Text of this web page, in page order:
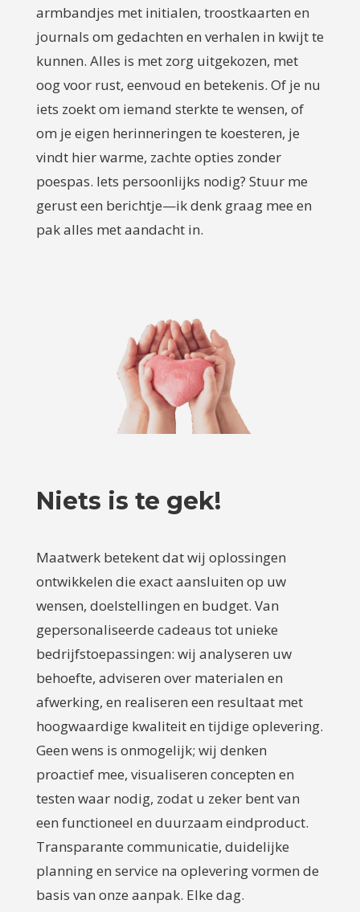
armbandjes met initialen, troostkaarten en
journals om gedachten en verhalen in kwijt te
kunnen. Alles is met zorg uitgekozen, met
oog voor rust, eenvoud en betekenis. Of je nu
iets zoekt om iemand sterkte te wensen, of
om je eigen herinneringen te koesteren, je
vindt hier warme, zachte opties zonder
poespas. Iets persoonlijks nodig? Stuur me
gerust een berichtje—ik denk graag mee en
pak alles met aandacht in.
Niets is te gek!
Maatwerk betekent dat wij oplossingen
ontwikkelen die exact aansluiten op uw
wensen, doelstellingen en budget. Van
gepersonaliseerde cadeaus tot unieke
bedrijfstoepassingen: wij analyseren uw
behoefte, adviseren over materialen en
afwerking, en realiseren een resultaat met
hoogwaardige kwaliteit en tijdige oplevering.
Geen wens is onmogelijk; wij denken
proactief mee, visualiseren concepten en
testen waar nodig, zodat u zeker bent van
een functioneel en duurzaam eindproduct.
Transparante communicatie, duidelijke
planning en service na oplevering vormen de
basis van onze aanpak. Elke dag.